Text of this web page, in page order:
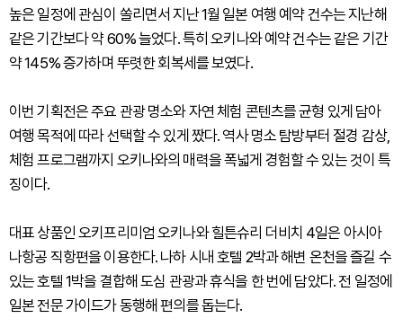
높은 일정에 관심이 쏠리면서 지난 1월 일본 여행 예약 건수는 지난해
같은 기간보다 약 60% 늘었다. 특히 오키나와 예약 건수는 같은 기간
약 145% 증가하며 뚜렷한 회복세를 보였다.
이번 기획전은 주요 관광 명소와 자연 체험 콘텐츠를 균형 있게 담아
여행 목적에 따라 선택할 수 있게 짰다. 역사 명소 탐방부터 절경 감상,
체험 프로그램까지 오키나와의 매력을 폭넓게 경험할 수 있는 것이 특
징이다.
대표 상품인 오키프리미엄 오키나와 힐튼슈리 더비치 4일은 아시아
나항공 직항편을 이용한다. 나하 시내 호텔 2박과 해변 온천을 즐길 수
있는 호텔 1박을 결합해 도심 관광과 휴식을 한 번에 담았다. 전 일정에
일본 전문 가이드가 동행해 편의를 돕는다.